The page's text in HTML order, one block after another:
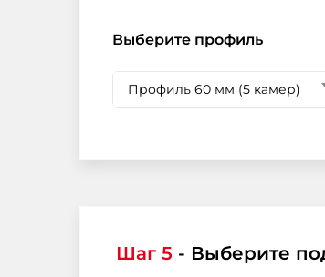
Выберите профиль
Профиль 60 мм (5 камер)
Шаг 5 - Выберите